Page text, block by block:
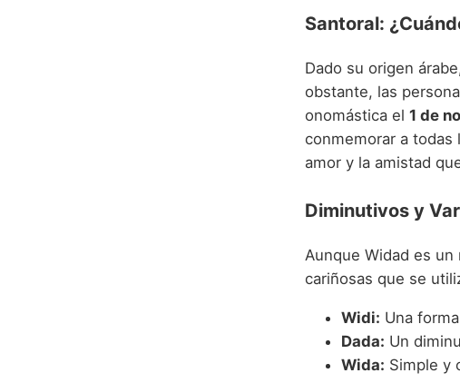
Santoral:
Dado su origen
obstante, las
onomástica el 1 de
conmemorar a todas
amor y la amistad
Diminutivos y
Aunque Widad es
cariñosas que se
Widi: Una
Dada: Un
Wida: Simple y